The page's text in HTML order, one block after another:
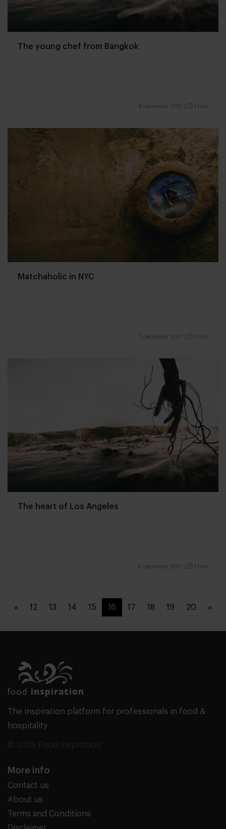
The young chef from Bangkok
8 december 2017 1 min
Matchaholic in NYC
7 december 2017 1 min
The heart of Los Angeles
6 december 2017 1 min
« 12 13 14 15 16 17 18 19 20 »
The inspiration platform for professionals in food &
hospitality
More info
Contact us
About us
Terms and Conditions